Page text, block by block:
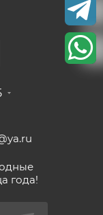
года!